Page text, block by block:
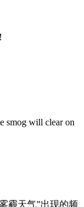
smog will clear on
霾天气”出现的频